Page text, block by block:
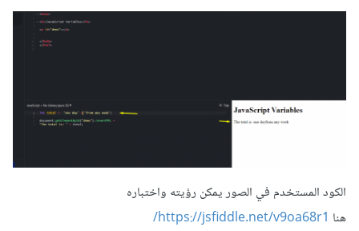
الكود المستخدم في الصور يمكن رؤيته واختباره
هنا https://jsfiddle.net/v9oa68r1/